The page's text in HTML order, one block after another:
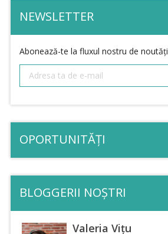
NEWSLETTER
Abonează-te la fluxul nostru de noutăți
OPORTUNITĂȚI
BLOGGERII NOȘTRI
Valeria Vițu